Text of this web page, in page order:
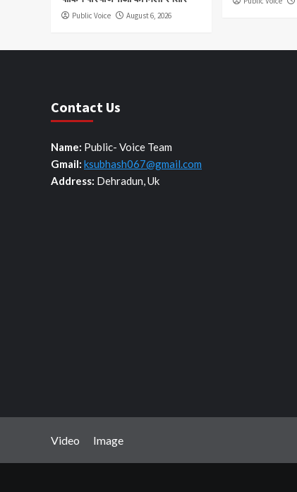
Public Voice August 6, 2026
Contact Us
Name: Public- Voice Team
Gmail: ksubhash067@gmail.com
Address: Dehradun, Uk
Video Image